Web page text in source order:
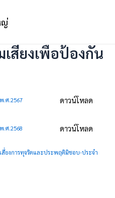
ญ่
เสี่ยงเพื่อป้องกัน
.ศ.2567 ดาวน์โหลด
.ศ.2568 ดาวน์โหลด
สี่ยงการทุจริตและประพฤติมิชอบ-ประจำ